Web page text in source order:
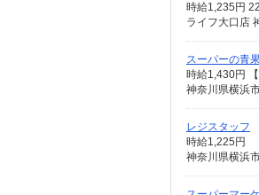
時給1,235円
ライフ大口店
スーパーの青
時給1,430円
神奈川県横浜
レジスタッフ
時給1,225円
神奈川県横浜